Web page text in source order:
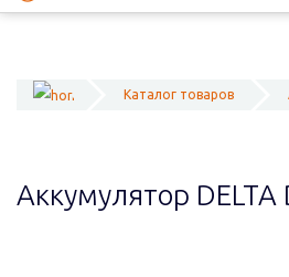
Каталог товаров
Аккумулятор DELTA